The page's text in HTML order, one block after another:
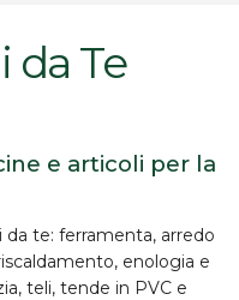
da Te
e articoli per la
da te: ferramenta, arredo
enologia e
teli, tende in PVC e